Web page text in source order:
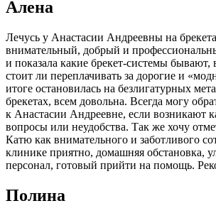
Алена
Лечусь у Анастасии Андреевны на
внимательный, добрый и
и показала какие брекет-системы бывают,
стоит ли переплачивать за дорогие и
итоге остановилась на безлигатурных
брекетах, всем довольна. Всегда могу
к Анастасии Андреевне, если возникают
вопросы или неудобства. Так же хочу
Катю как внимательного и заботливого
клинике приятно, домашняя обстановка,
персонал, готовый прийти на помощь.
Полина